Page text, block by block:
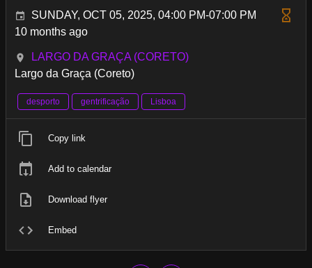
SUNDAY, OCT 05, 2025, 04:00 PM-07:00 PM
10 months ago
LARGO DA GRAÇA (CORETO)
Largo da Graça (Coreto)
desporto gentrificação Lisboa
Copy link
Add to calendar
Download flyer
Embed